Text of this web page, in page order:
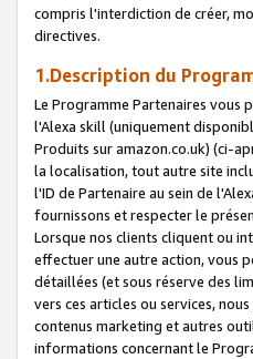
compris l'interdiction de créer,
directives.
1.Description du
Le Programme Partenaires vous
l'Alexa skill (uniquement
Produits sur amazon.co.uk) (ci-
la localisation, tout autre site
l'ID de Partenaire au sein de
fournissons et respecter le
Lorsque nos clients cliquent ou
effectuer une autre action, vous
détaillées (et sous réserve des
vers ces articles ou services,
contenus marketing et autres
informations concernant le